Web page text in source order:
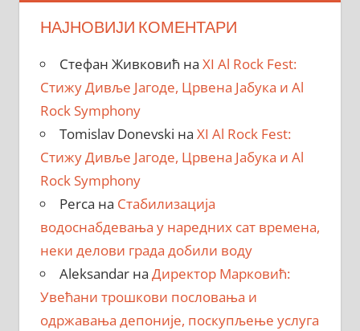
НАЈНОВИЈИ КОМЕНТАРИ
Стефан Живковић на XI Al Rock Fest:
Стижу Дивље Јагоде, Црвена Јабука и Al
Rock Symphony
Tomislav Donevski на XI Al Rock Fest:
Стижу Дивље Јагоде, Црвена Јабука и Al
Rock Symphony
Perca на Стабилизација
водоснабдевања у наредних сат времена,
неки делови града добили воду
Aleksandarна Директор Марковић:
Увећани трошкови пословања и
одржавања депоније, поскупљење услуга